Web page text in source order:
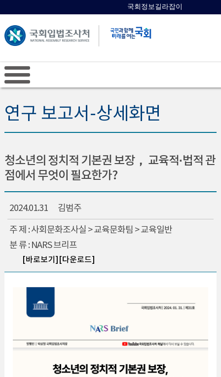
국회정보길라잡이
연구 보고서-상세화면
청소년의 정치적 기본권 보장， 교육적·법적 관
점에서 무엇이 필요한가?
2024.01.31 김범주
주 제 : 사회문화조사실 > 교육문화팀 > 교육일반
분 류 : NARS 브리프
[바로보기] [다운로드]